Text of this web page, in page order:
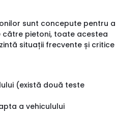
sunt concepute pentru a
pietoni, toate acestea
situații frecvente și critice
(există două teste
a vehiculului